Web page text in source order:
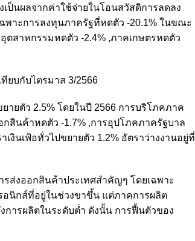
ป็นผลจากค่าใช้จ่ายในโอนสวัสดิการลดลง
พาะการลงทุนภาครัฐที่หดตัว -20.1% ในขณะ
ตสาหกรรมหดตัว -2.4% ,ภาคเกษตรหดตัว
ยบกับไตรมาส 3/2566
ายตัว 2.5% โดยในปี 2566 การบริโภคภาค
สินค้าหดตัว -1.7% ,การอุปโภคภาครัฐบาล
งินเฟ้อทั่วไปขยายตัว 1.2% อัตราว่างงานอยู่ที่
ส่งออกสินค้าประเทศสำคัญๆ โดยเฉพาะ
นิกส์ที่อยู่ในช่วงขาขึ้น แต่ภาคการผลิต
ารผลิตในระดับต่ำ ดังนั้น การฟื้นตัวของ